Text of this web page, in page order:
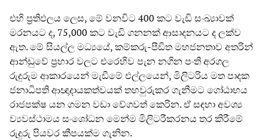
එහි ප්‍රතිඵලය ලෙස, මේ වනවිට 400 කට වැඩි සංඛ්‍යාවක්
මරනයට ද, 75,000 කට වැඩි ගනනක් ආසාදනයට ද ලක්ව
ඇත. මේ සියල්ල මධ්‍යයේ, කම්කරු-පීඩිත මහජනතාව අතරින්
ආන්ඩුවේ ප්‍රහාර වලට එරෙහිව පැන නගින පංති අරගල
රුදුරුම ආකාරයෙන් මැඩීමේ එල්ලයෙන්, මිලිටරිය මත පාදක
ජනාධිපති ආඥාදායකත්වයක් තහවුරුකර ගැනීමට ගෝඨාභය
රාජපක්ෂ යන ගමන වඩා වේගවත් කෙරින. ඒ සඳහා අවශ්‍ය
ව්‍යවස්ථාමය සංශෝධන මෙන්ම මිලිටරීකරනය තර කිරීමේ
රුදුරු පියවර කීපයක්ම ගැනින.